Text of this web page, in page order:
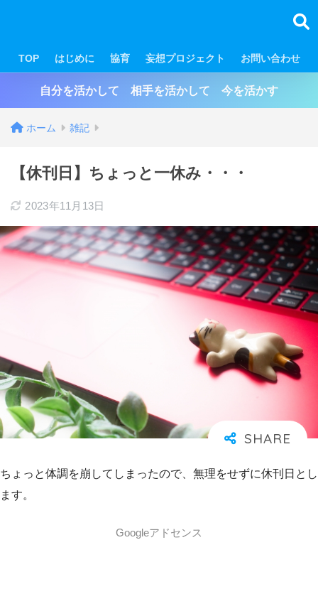
TOP はじめに 協育 妄想プロジェクト お問い合わせ
自分を活かして 相手を活かして 今を活かす
ホーム 雑記
【休刊日】ちょっと一休み・・・
2023年11月13日
ちょっと体調を崩してしまったので、無理をせずに休刊日とし
ます。
Googleアドセンス